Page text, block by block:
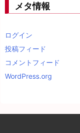
メタ情報
ログイン
投稿フィード
コメントフィード
WordPress.org